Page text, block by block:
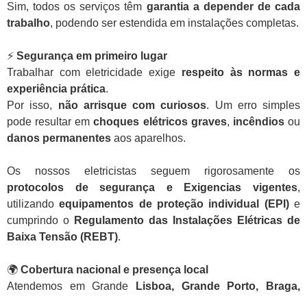
Sim, todos os serviços têm garantia a depender de cada
trabalho, podendo ser estendida em instalações completas.
⚡ Segurança em primeiro lugar
Trabalhar com eletricidade exige respeito às normas e
experiência prática.
Por isso, não arrisque com curiosos. Um erro simples
pode resultar emchoques elétricos graves, incêndiosou
danos permanentes aos aparelhos.
Os nossos eletricistas seguem rigorosamente os
protocolos de segurança e Exigencias vigentes,
utilizandoequipamentos de proteção individual (EPI)e
cumprindo o Regulamento das Instalações Elétricas de
Baixa Tensão (REBT).
🌍 Cobertura nacional e presença local
Atendemos em Grande
Lisboa, Grande Porto, Braga,